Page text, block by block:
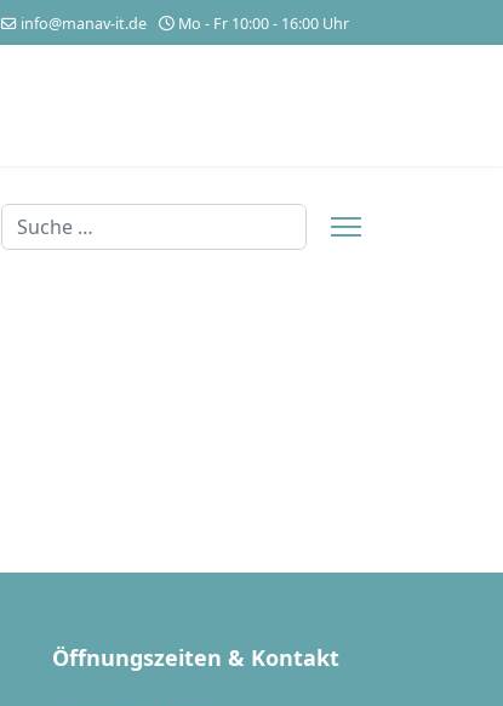
info@manav-it.de Mo - Fr 10:00 - 16:00 Uhr
Suchen
Öffnungszeiten & Kontakt